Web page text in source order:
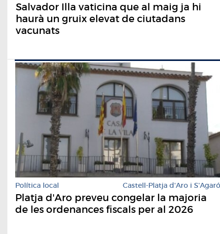
Salvador Illa vaticina que al maig ja hi
haurà un gruix elevat de ciutadans
vacunats
Política local Castell-Platja d'Aro i S'Agaró
Platja d'Aro preveu congelar la majoria
de les ordenances fiscals per al 2026